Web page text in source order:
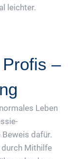
leichter.
–
Leben
dafür.
durch Mithilfe